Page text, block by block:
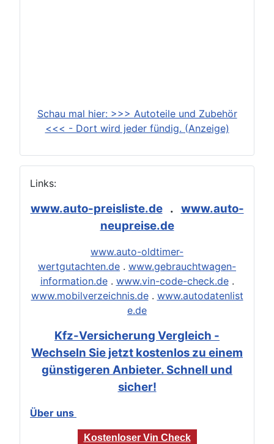
Schau mal hier: >>> Autoteile und Zubehör
<<< - Dort wird jeder fündig. (Anzeige)
Links:
www.auto-preisliste.de. www.auto-
neupreise.de
www.auto-oldtimer-
wertgutachten.de . www.gebrauchtwagen-
information.de. www.vin-code-check.de.
www.mobilverzeichnis.de. www.autodatenlist
e.de
Kfz-Versicherung Vergleich -
Wechseln Sie jetzt kostenlos zu einem
günstigeren Anbieter. Schnell und
sicher!
Über uns
Kostenloser Vin Check